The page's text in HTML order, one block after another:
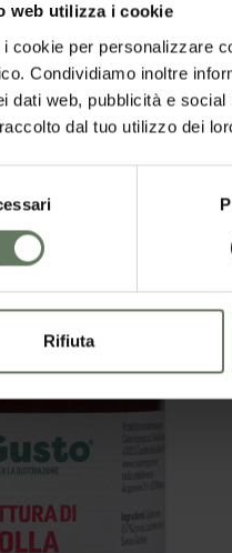
web utilizza i cookie
cookie per personalizzare
Condividiamo inoltre
dati web, pubblicità e
dal tuo utilizzo dei
Rifiuta
Pasta e Riso
di cipolla
Cipolla